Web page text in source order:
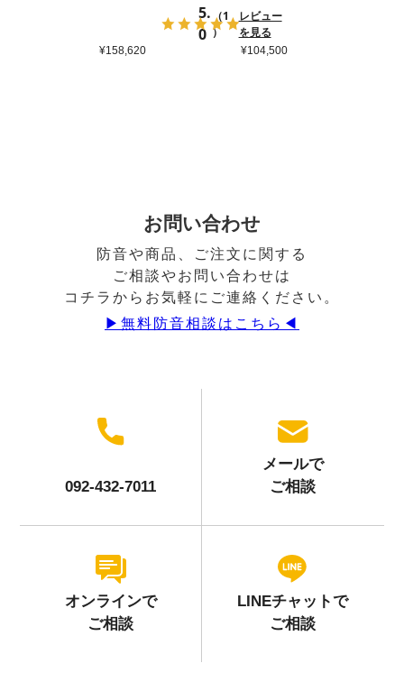
¥158,620
5.
0
（1
）
レビュー
を見る
¥104,500
お問い合わせ
防音や商品、ご注文に関する
ご相談やお問い合わせは
コチラからお気軽にご連絡ください。
▶︎無料防音相談はこちら◀︎
092-432-7011
メールで
ご相談
オンラインで
ご相談
LINEチャットで
ご相談